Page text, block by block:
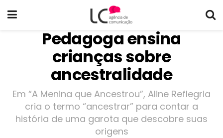
Pedagoga ensina
crianças sobre
ancestralidade
Em “A Menina que Ancestrou”, Aline Reflegria
cria o termo “ancestrar” para contar a
história de uma garota que descobre suas
origens